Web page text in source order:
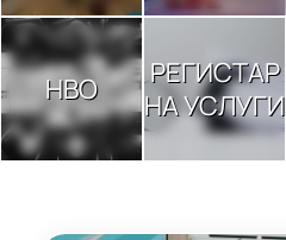
НВО
РЕГИСТАР
НА УСЛУГИ